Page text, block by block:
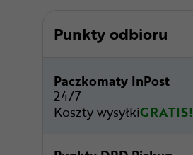
Punkty odbioru
Paczkomaty InPost
24/7
Koszty wysyłkiGRATIS!